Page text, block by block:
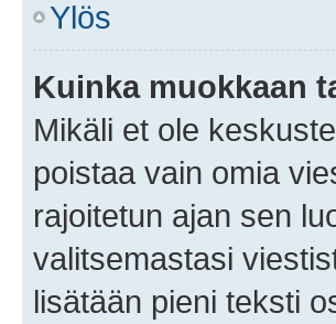
Ylös
Kuinka muokkaan
Mikäli et ole
poistaa vain omia
rajoitetun ajan sen
valitsemastasi
lisätään pieni teksti